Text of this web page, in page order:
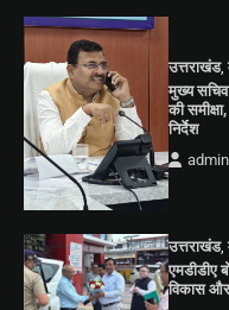
उत्तराखंड,
मुख्य सचिव
की
निर्देश
admin
उत्तराखंड,
एमडीडीए
विकास और